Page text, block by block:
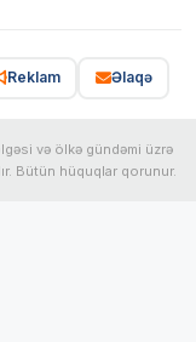
Reklam Əlaqə
və ölkə gündəmi üzrə
Bütün hüquqlar qorunur.